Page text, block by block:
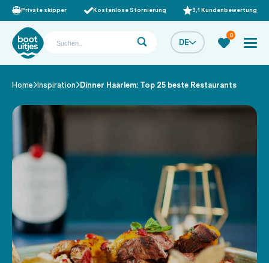
Private skipper Kostenlose Stornierung 9,1 Kundenbewertung
DE
0
Home/ Inspiration/Dinner Haarlem: Top 25 beste Restaurants